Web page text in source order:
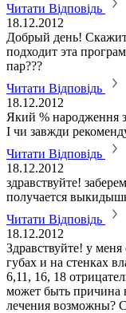
Читати Відповідь
18.12.2012
Добрый день!
подходит эта
пар???
Читати Відповідь
18.12.2012
Який % народження
І чи завжди
Читати Відповідь
18.12.2012
здравствуйте!
получается
Читати Відповідь
18.12.2012
Здравствуйте! у
губах и на стенках
6,11, 16, 18
может быть причина
лечения возможны?